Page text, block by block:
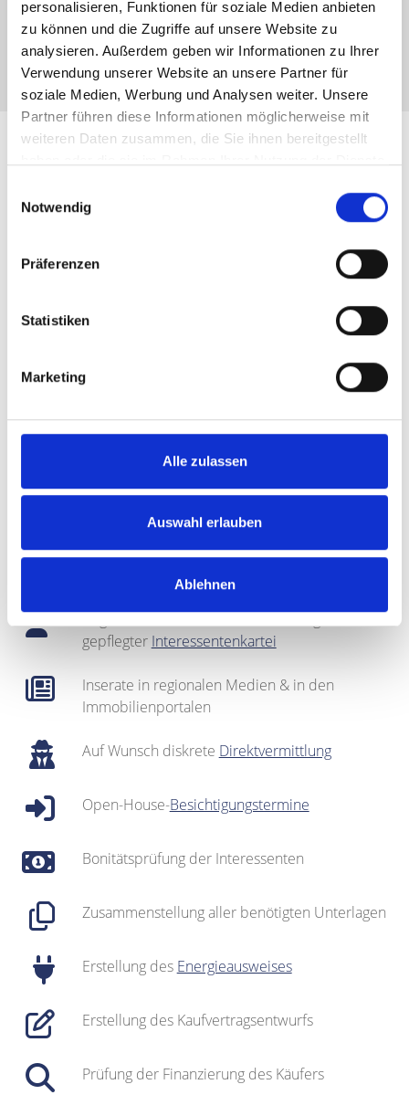
personalisieren, Funktionen für soziale Medien anbieten
zu können und die Zugriffe auf unsere Website zu
analysieren. Außerdem geben wir Informationen zu Ihrer
Verwendung unserer Website an unsere Partner für
soziale Medien, Werbung und Analysen weiter. Unsere
Partner führen diese Informationen möglicherweise mit
weiteren Daten zusammen, die Sie ihnen bereitgestellt
Notwendig
Präferenzen
Statistiken
Marketing
Alle zulassen
Auswahl erlauben
Ablehnen
Absenden
Leistungen für Immobilien-
Verkäufer in München
fundierte
Bei Bedarf: optische Auffrischung des Objekts
Home Staging)
Regionales Netzwerk inklusive sehr gut
gepflegter Interessentenkartei
Inserate in regionalen Medien & in den
Immobilienportalen
Auf Wunsch diskrete Direktvermittlung
Open-House-Besichtigungstermine
Bonitätsprüfung der Interessenten
Zusammenstellung aller benötigten Unterlagen
Erstellung des Energieausweises
Erstellung des Kaufvertragsentwurfs
Prüfung der Finanzierung des Käufers